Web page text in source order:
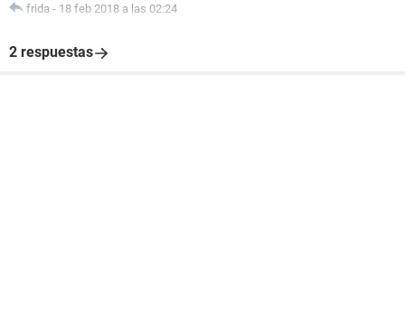
frida - 18 feb 2018 a las 02:24
2 respuestas